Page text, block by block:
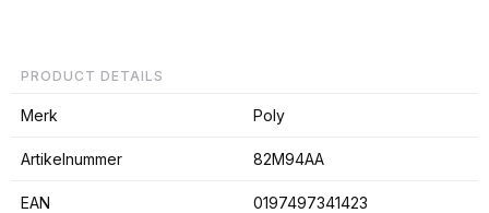
PRODUCT DETAILS
Merk Poly
Artikelnummer 82M94AA
EAN 0197497341423